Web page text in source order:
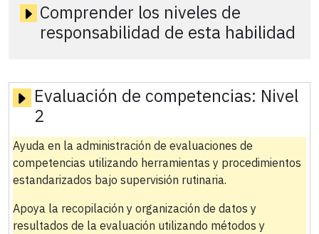
Comprender los niveles de
responsabilidad de esta habilidad
Evaluación de competencias: Nivel
2
Ayuda en la administración de evaluaciones de
competencias utilizando herramientas y procedimientos
estandarizados bajo supervisión rutinaria.
Apoya la recopilación y organización de datos y
resultados de la evaluación utilizando métodos y